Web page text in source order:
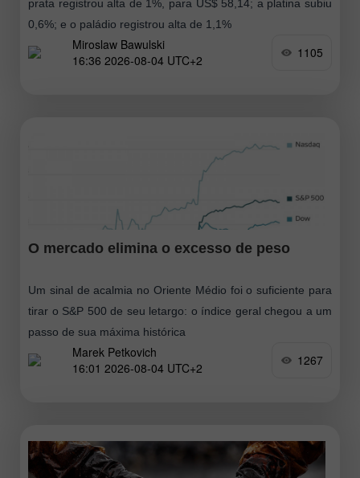
prata registrou alta de 1%, para US$ 58,14; a platina subiu
0,6%; e o paládio registrou alta de 1,1%
Miroslaw Bawulski
16:36 2026-08-04 UTC+2
1105
O mercado elimina o excesso de peso
Um sinal de acalmia no Oriente Médio foi o suficiente para
tirar o S&P 500 de seu letargo: o índice geral chegou a um
passo de sua máxima histórica
Marek Petkovich
16:01 2026-08-04 UTC+2
1267